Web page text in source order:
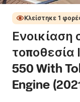
Κλείστηκε 1
τοποθεσία
550 With
Engine